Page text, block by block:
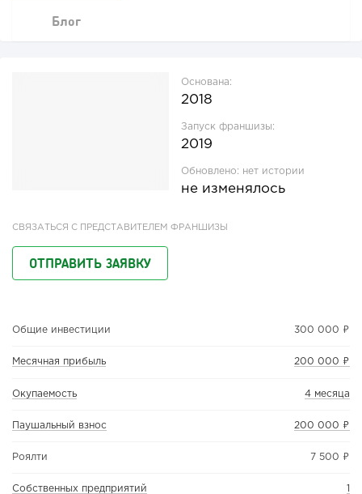
Блог
Основана:
2018
Запуск франшизы:
2019
Обновлено: нет истории
не изменялось
СВЯЗАТЬСЯ С ПРЕДСТАВИТЕЛЕМ ФРАНШИЗЫ
ОТПРАВИТЬ ЗАЯВКУ
Общие инвестиции 300 000 ₽
Месячная прибыль 200 000 ₽
Окупаемость 4 месяца
Паушальный взнос 200 000 ₽
Роялти 7 500 ₽
Собственных предприятий 1